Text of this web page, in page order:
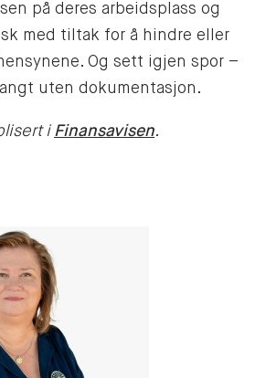
på deres arbeidsplass og
med tiltak for å hindre eller
Og sett igjen spor –
uten dokumentasjon.
i Finansavisen.